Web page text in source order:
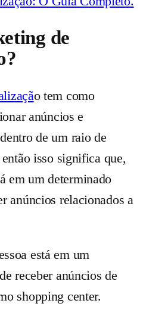
de
o tem como
anúncios e
de um raio de
isso significa que,
em um determinado
anúncios relacionados a
está em um
receber anúncios de
shopping center.